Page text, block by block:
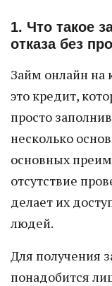
1. Что такое
отказа без
Займ онлайн на
это кредит,
просто
несколько
основных
отсутствие
делает их
людей.
Для получения
понадобится